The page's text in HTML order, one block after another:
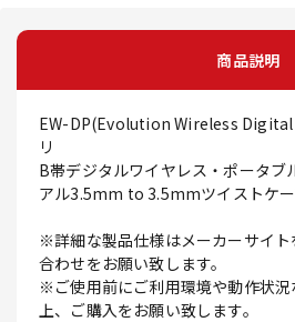
商品説明
EW-DP(Evolution Wireless
リ
B帯デジタルワイヤレス・ポータブ
アル3.5mm to 3.5mmツイストケ
※詳細な製品仕様はメーカーサイ
合わせをお願い致します。
※ご使用前にご利用環境や動作状
上、ご購入をお願い致します。